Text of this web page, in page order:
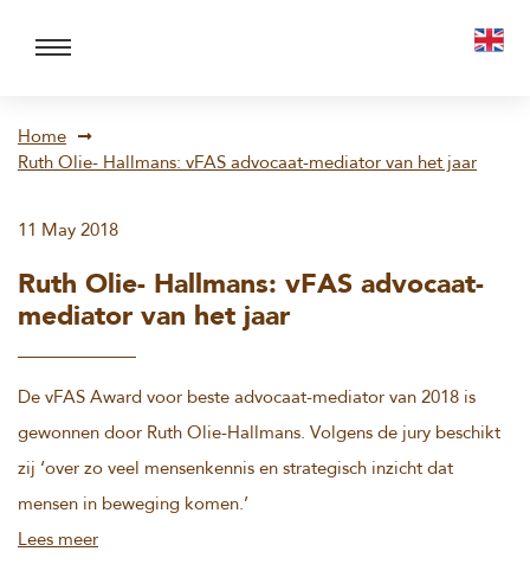
Home
Ruth Olie- Hallmans: vFAS advocaat-mediator van het jaar
11 May 2018
Ruth Olie- Hallmans: vFAS advocaat-
mediator van het jaar
De vFAS Award voor beste advocaat-mediator van 2018 is
gewonnen door Ruth Olie-Hallmans. Volgens de jury beschikt
zij ‘over zo veel mensenkennis en strategisch inzicht dat
mensen in beweging komen.’
Lees meer